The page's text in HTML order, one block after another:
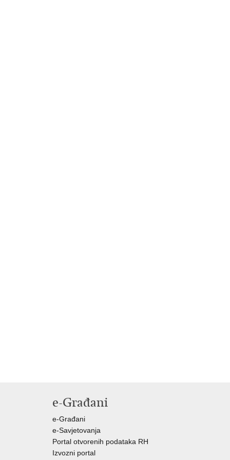
e-Građani
e-Građani
e-Savjetovanja
Portal otvorenih podataka RH
Izvozni portal